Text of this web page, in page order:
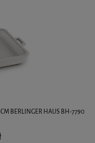
BERLINGER HAUS BH-7790